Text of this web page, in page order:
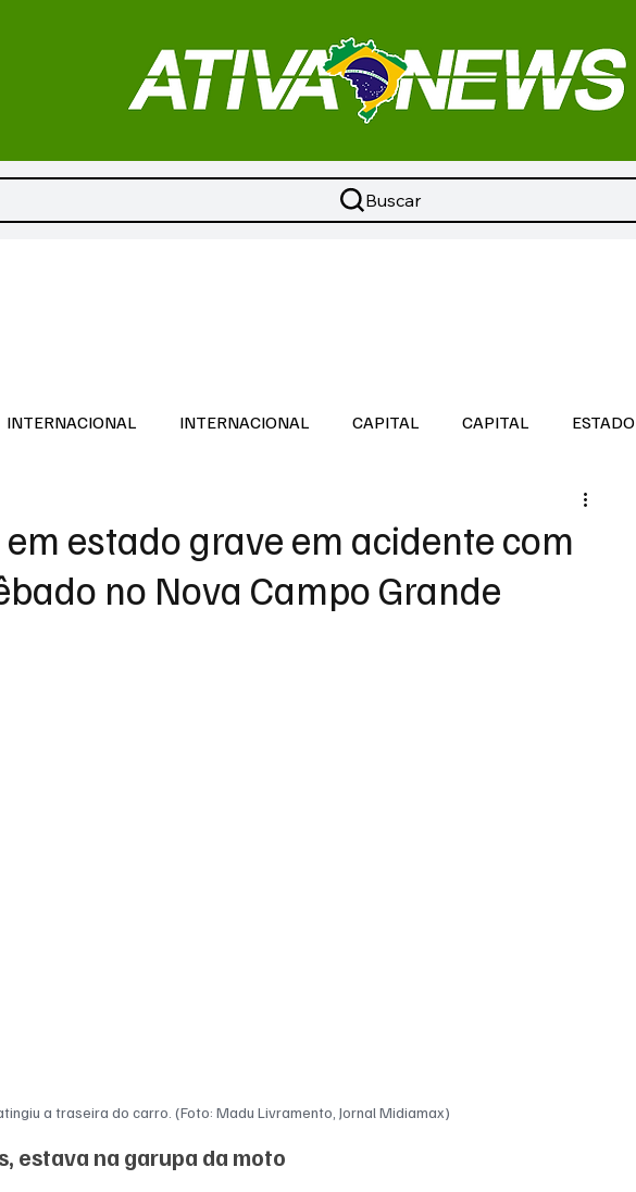
Buscar
INTERNACIONAL INTERNACIONAL CAPITAL CAPITAL ESTADO
estado grave em acidente com
no Nova Campo Grande
a traseira do carro. (Foto: Madu Livramento, Jornal Midiamax)
estava na garupa da moto